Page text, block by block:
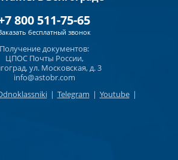
800 511-75-65
бесплатный звонок
Получение документов:
ЦПОС Почты России,
ул. Московская, д. 3
info@astobr.com
| Telegram | Youtube |